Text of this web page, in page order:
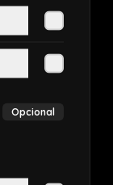
Opcional